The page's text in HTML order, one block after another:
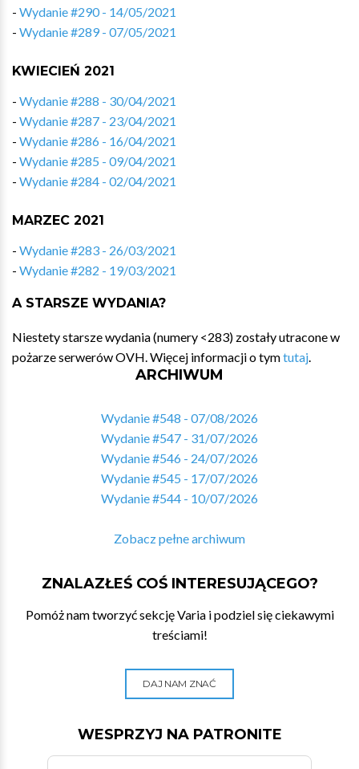
- Wydanie #290 - 14/05/2021
- Wydanie #289 - 07/05/2021
KWIECIEŃ 2021
- Wydanie #288 - 30/04/2021
- Wydanie #287 - 23/04/2021
- Wydanie #286 - 16/04/2021
- Wydanie #285 - 09/04/2021
- Wydanie #284 - 02/04/2021
MARZEC 2021
- Wydanie #283 - 26/03/2021
- Wydanie #282 - 19/03/2021
A STARSZE WYDANIA?
Niestety starsze wydania (numery <283) zostały utracone w
pożarze serwerów OVH. Więcej informacji o tymtutaj.
ARCHIWUM
Wydanie #548 - 07/08/2026
Wydanie #547 - 31/07/2026
Wydanie #546 - 24/07/2026
Wydanie #545 - 17/07/2026
Wydanie #544 - 10/07/2026
Zobacz pełne archiwum
ZNALAZŁEŚ COŚ INTERESUJĄCEGO?
Pomóż nam tworzyć sekcję Varia i podziel się ciekawymi
treściami!
DAJ NAM ZNAĆ
WESPRZYJ NA PATRONITE